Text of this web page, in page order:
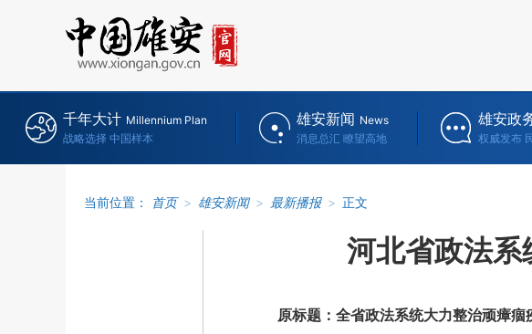
千年大计 Millennium Plan
战略选择 中国样本
雄安新闻 News
消息总汇 瞭望高地
雄安政
权威发布
当前位置： 首页 > 雄安新闻 > 最新播报 > 正文
河北省政法
原标题：全省政法系统大力整治顽瘴痼